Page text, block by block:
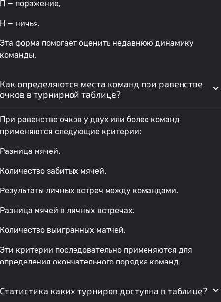
П — поражение,
Н — ничья.
Эта форма помогает оценить недавнюю динамику
команды.
Как определяются места команд при равенстве
очков в турнирной таблице?
При равенстве очков у двух или более команд
применяются следующие критерии:
Разница мячей.
Количество забитых мячей.
Результаты личных встреч между командами.
Разница мячей в личных встречах.
Количество выигранных матчей.
Эти критерии последовательно применяются для
определения окончательного порядка команд.
Статистика каких турниров доступна в таблице?